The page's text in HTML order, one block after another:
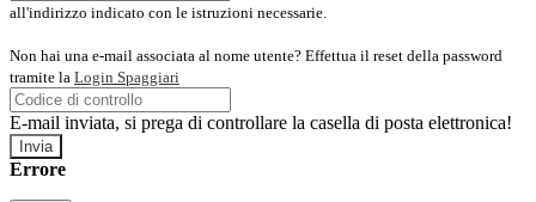
all'indirizzo indicato con le istruzioni necessarie.
Non hai una e-mail associata al nome utente? Effettua il reset della password
tramite la Login Spaggiari
E-mail inviata, si prega di controllare la casella di posta elettronica!
Errore